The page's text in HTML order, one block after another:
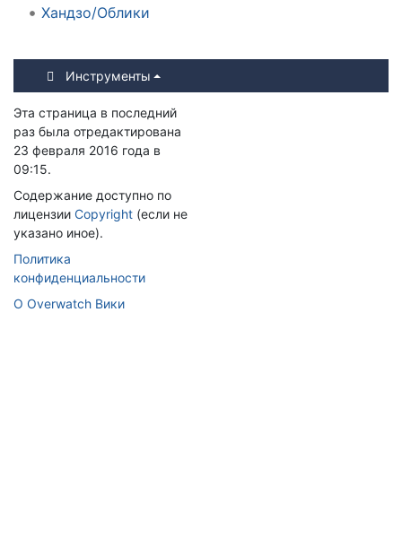
Хандзо/Облики
Инструменты
Эта страница в последний
раз была отредактирована
23 февраля 2016 года в
09:15.
Содержание доступно по
лицензии Copyright (если не
указано иное).
Политика
конфиденциальности
О Overwatch Вики